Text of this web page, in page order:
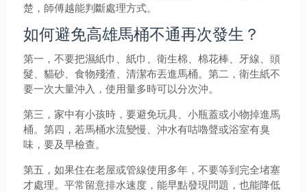
楚，師傅越能判斷處理方式。
如何避免高雄馬桶不通再次發生？
第一，不要把濕紙巾、紙巾、衛生棉、棉花棒、牙線、頭
髮、貓砂、食物殘渣、清潔布丟進馬桶。第二，衛生紙不
要一次大量沖入，使用量多時可以分次沖。
第三，家中有小孩時，要避免玩具、小瓶蓋或小物掉進馬
桶。第四，若馬桶水流變慢、沖水有咕嚕聲或浴室有臭
味，要及早檢查。
第五，如果住在老屋或管線使用多年，不要等到完全堵塞
才處理。平常留意排水速度，能早點發現問題，也能降低